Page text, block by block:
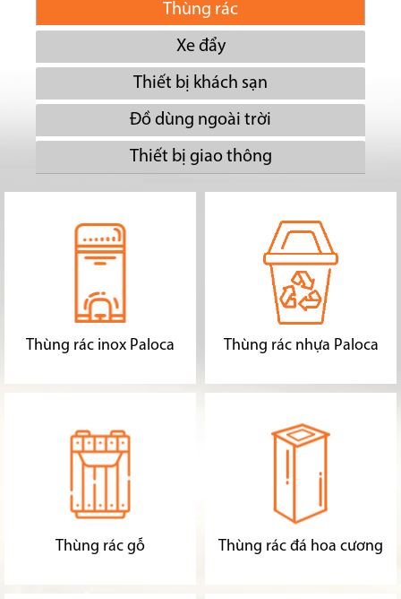
Thùng rác
Xe đẩy
Thiết bị khách sạn
Đồ dùng ngoài trời
Thiết bị giao thông
Thùng rác inox Paloca Thùng rác nhựa Paloca
Thùng rác gỗ Thùng rác đá hoa cương